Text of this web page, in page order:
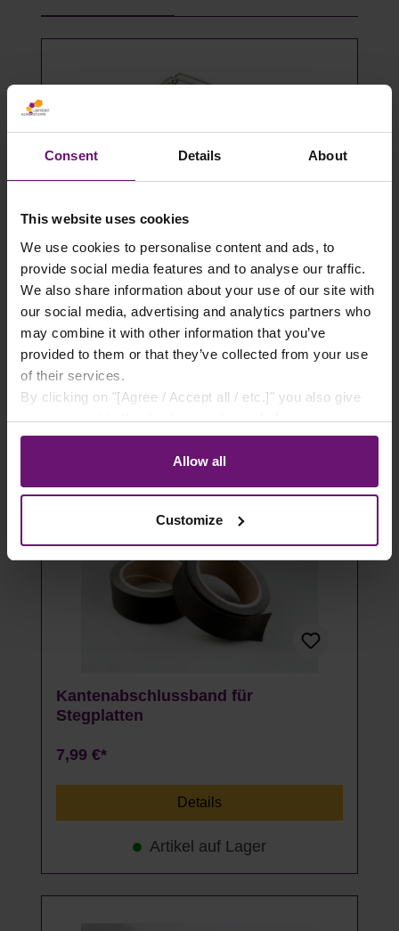
Consent Details About
This website uses cookies
We use cookies to personalise content and ads, to
provide social media features and to analyse our traffic.
We also share information about your use of our site with
our social media, advertising and analytics partners who
may combine it with other information that you’ve
provided to them or that they’ve collected from your use
of their services.
By clicking on "[Agree / Accept all / etc.]" you also give
your consent to the disclosure of your behavior in our
store to our partner, shopware AG (Ebbinghoff 10, 48624
Schöppingen, Germany), which cannot assign this data
to you personally, but may process it for its own
Allow all
Customize
Gewächshausklammern 4 bis 10 mm
- 100 Stück
14,49 €*
Artikel ausverkauft
Kantenabschlussband für
Stegplatten
7,99 €*
Details
Artikel auf Lager